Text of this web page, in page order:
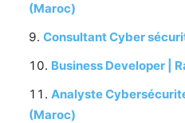
(Maroc)
Consultant Cyber
Business Developer |
Analyste
(Maroc)